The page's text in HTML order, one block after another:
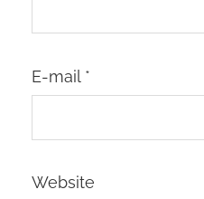
E-mail *
Website